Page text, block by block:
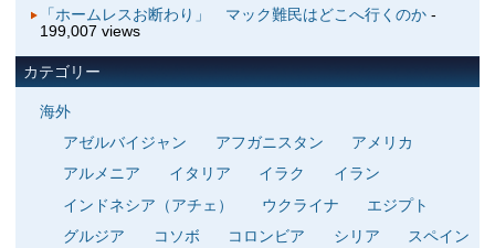
「ホームレスお断わり」 マック難民はどこへ行くのか-
199,007 views
カテゴリー
海外
アゼルバイジャン
アフガニスタン
アメリカ
アルメニア
イタリア イラク
イラン
インドネシア（アチェ）
ウクライナ
エジプト
グルジア
コソボ コロンビア シリア
スペイン